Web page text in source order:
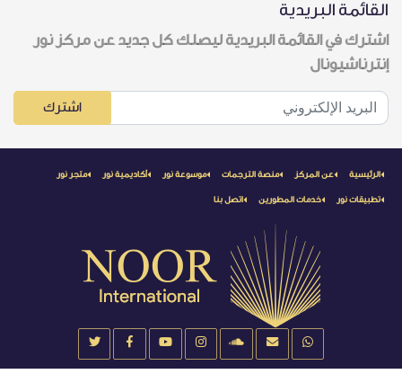
القائمة البريدية
اشترك في القائمة البريدية ليصلك كل جديد عن مركز نور
إنترناشيونال
اشترك
الرئيسية عن المركز منصة الترجمات موسوعة نور أكاديمية نور متجر نور
تطبيقات نور خدمات المطورين اتصل بنا